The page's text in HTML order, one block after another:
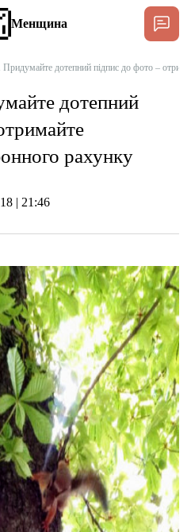
Менщина
дотепний підпис до фото –
дотепний
рахунку
| 21:46